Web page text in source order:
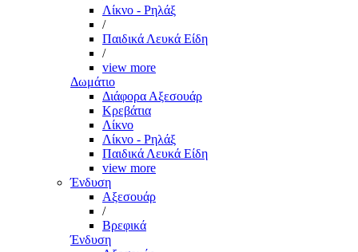
Λίκνο - Ρηλάξ
/
Παιδικά Λευκά Είδη
/
view more
Δωμάτιο
Διάφορα Αξεσουάρ
Κρεβάτια
Λίκνο
Λίκνο - Ρηλάξ
Παιδικά Λευκά Είδη
view more
Ένδυση
Αξεσουάρ
/
Βρεφικά
Ένδυση